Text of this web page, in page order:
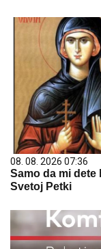
08. 08. 2026 07:36
Samo da mi
Svetoj Petki